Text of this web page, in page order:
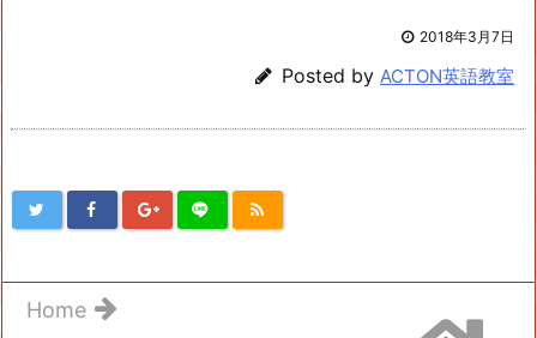
2018年3月7日
Posted by ACTON英語教室
Home